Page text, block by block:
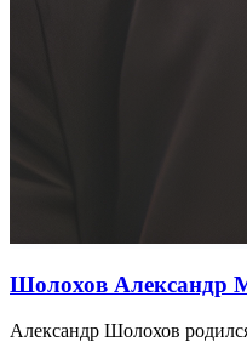
Шолохов Александр
Александр Шолохов